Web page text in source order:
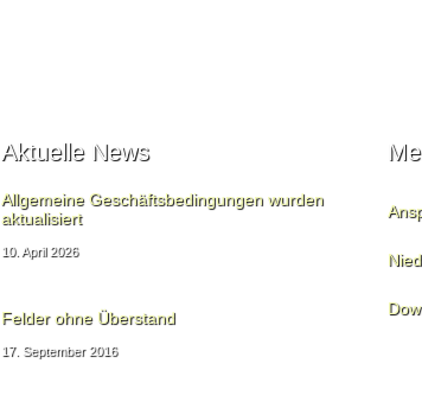
Aktuelle News
Allgemeine Geschäftsbedingungen wurden
aktualisiert
10. April 2026
Felder ohne Überstand
17. September 2016